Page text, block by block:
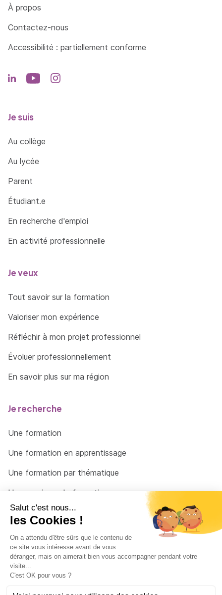
Côté Formations
À propos
Contactez-nous
Accessibilité : partiellement conforme
Je suis
Au collège
Au lycée
Parent
Étudiant.e
En recherche d'emploi
En activité professionnelle
Je veux
Tout savoir sur la formation
Valoriser mon expérience
Réfléchir à mon projet professionnel
Évoluer professionnellement
En savoir plus sur ma région
Je recherche
Une formation
Une formation en apprentissage
Une formation par thématique
Un organisme de formation
Un conseiller